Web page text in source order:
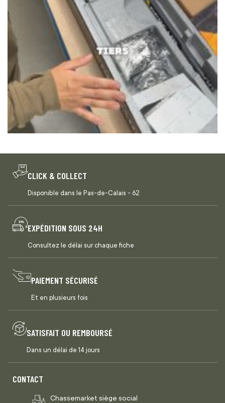
CLICK & COLLECT
Disponible dans le Pas-de-Calais - 62
EXPÉDITION SOUS 24H
Consultez le délai sur chaque fiche
PAIEMENT SÉCURISÉ
Et en plusieurs fois
SATISFAIT OU REMBOURSÉ
Dans un délai de 14 jours
CONTACT
Chassemarket siège social